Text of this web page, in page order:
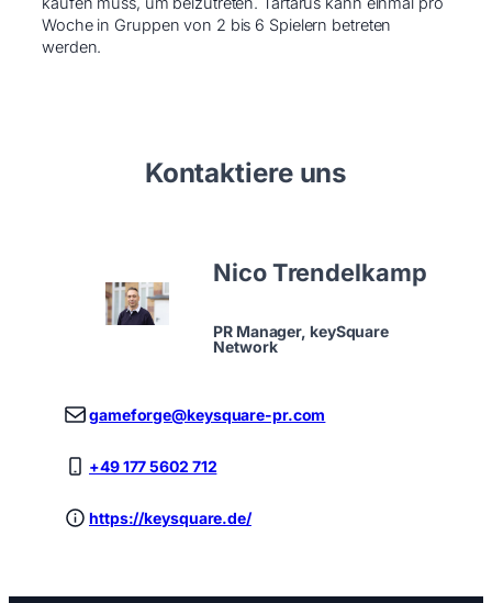
Woche in Gruppen von 2 bis 6 Spielern betreten
werden.
Kontaktiere uns
Nico Trendelkamp
PR Manager, keySquare
Network
gameforge@keysquare-pr.com
+49 177 5602 712
https://keysquare.de/